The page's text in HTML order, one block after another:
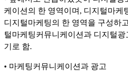
케이션의 한 영역이며, 디지털마케
디지털마케팅의 한 영역을 구성하
털마케팅커뮤니케이션과 디지털
기로 함.
• 마케팅커뮤니케이션과 광고